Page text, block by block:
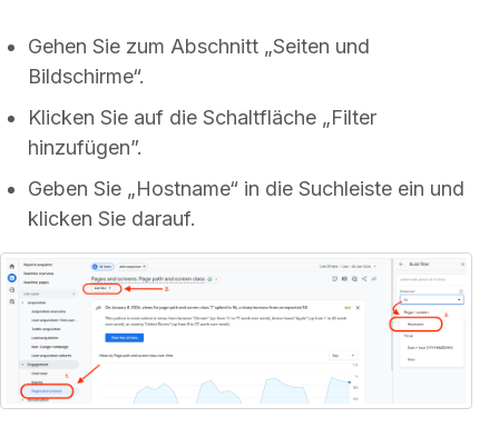
Gehen Sie zum Abschnitt „Seiten und
Bildschirme“.
Klicken Sie auf die Schaltfläche „Filter
hinzufügen”.
Geben Sie „Hostname“ in die Suchleiste ein und
klicken Sie darauf.